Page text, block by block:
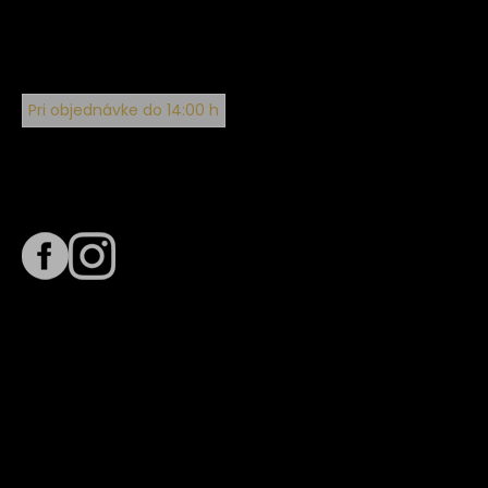
Pri objednávke do 14:00 h